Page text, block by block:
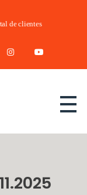
de clientes